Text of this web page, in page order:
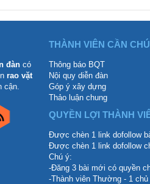
đàn có
rao vặt
cận.
THÀNH VIÊN CẦN
Thông báo BQT
Nội quy diễn đàn
Góp ý xây dựng
Thảo luận chung
QUYỀN LỢI THÀNH
Được chèn 1 link dofollow
Được chèn 1 link dofollow
Chú ý:
-Đăng 3 bài mới có quyền
-Thành viên Thường - 1